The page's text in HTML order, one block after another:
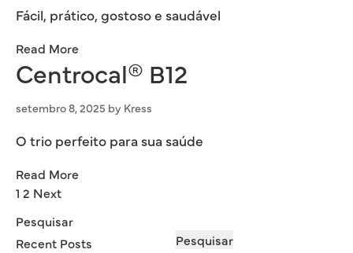
Fácil, prático, gostoso e saudável
Read More
Centrocal® B12
setembro 8, 2025 by Kress
O trio perfeito para sua saúde
Read More
Paginação
posts
1 2 Next
Pesquisar
Pesquisar
Recent Posts